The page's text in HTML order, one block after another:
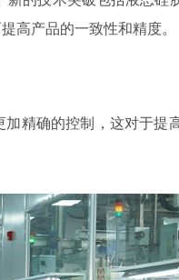
高产品的一致性和精度。
精确的控制，这对于提